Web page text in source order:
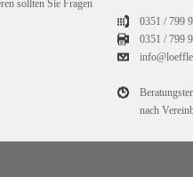
sollten Sie Fragen
0351 / 799
0351 /799
nach